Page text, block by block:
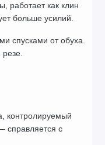
работает как клин
больше усилий.
спусками от обуха.
резе.
контролируемый
справляется с